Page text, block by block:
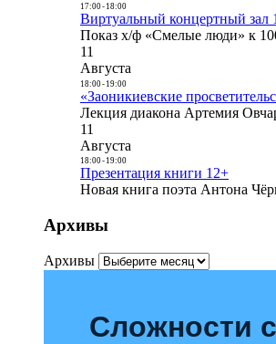
17:00- 18:00
Виртуальный концертный зал
Показ х/ф «Смелые люди» к
11
Августа
18:00- 19:00
«Заоникиевские
Лекция диакона Артемия
11
Августа
18:00- 19:00
Презентация книги 12+
Новая книга поэта Антона
Архивы
Архивы
Сложности